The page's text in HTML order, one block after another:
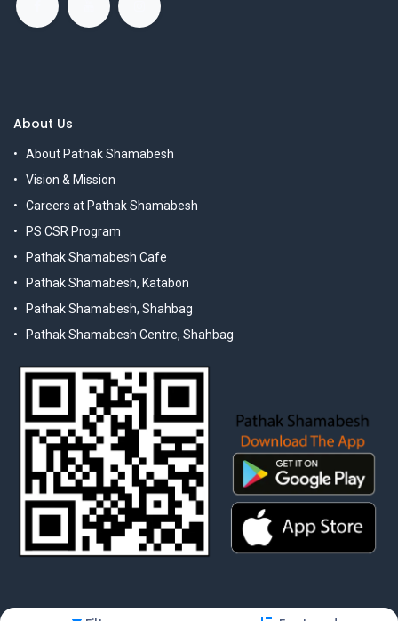
About Us
About Pathak Shamabesh
Vision & Mission
Careers at Pathak Shamabesh
PS CSR Program
Pathak Shamabesh Cafe
Pathak Shamabesh, Katabon
Pathak Shamabesh, Shahbag
Pathak Shamabesh Centre, Shahbag